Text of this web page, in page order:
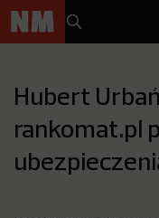
Hubert
rankomat.pl